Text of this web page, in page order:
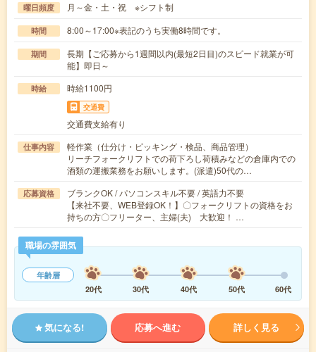
曜日頻度 月～金・土・祝 ※シフト制
時間 8:00～17:00※表記のうち実働8時間です。
期間
長期【ご応募から1週間以内(最短2日目)のスピード就業が可
能】即日～
時給 時給1100円
交通費
交通費支給有り
仕事内容
軽作業（仕分け・ピッキング・検品、商品管理）
リーチフォークリフトでの荷下ろし荷積みなどの倉庫内での
酒類の運搬業務をお願いします。(派遣)50代の…
応募資格
ブランクOK / パソコンスキル不要 / 英語力不要
【来社不要、WEB登録OK！】〇フォークリフトの資格をお
持ちの方〇フリーター、主婦(夫) 大歓迎！ …
職場の雰囲気
年齢層
20代
30代 40代 50代 60代
気になる! 応募へ進む 詳しく見る